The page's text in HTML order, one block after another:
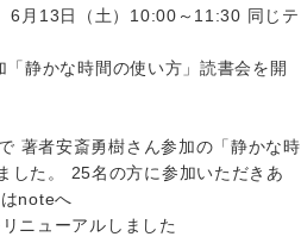
6月13日（土）10:00～11:30 同じテ
静かな時間の使い方」読書会を開
著者安斎勇樹さん参加の「静かな時
した。 25名の方に参加いただきあ
はnoteへ
ニューアルしました